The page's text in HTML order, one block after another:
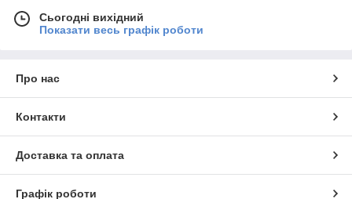
Сьогодні вихідний
Показати весь графік роботи
Про нас
Контакти
Доставка та оплата
Графік роботи